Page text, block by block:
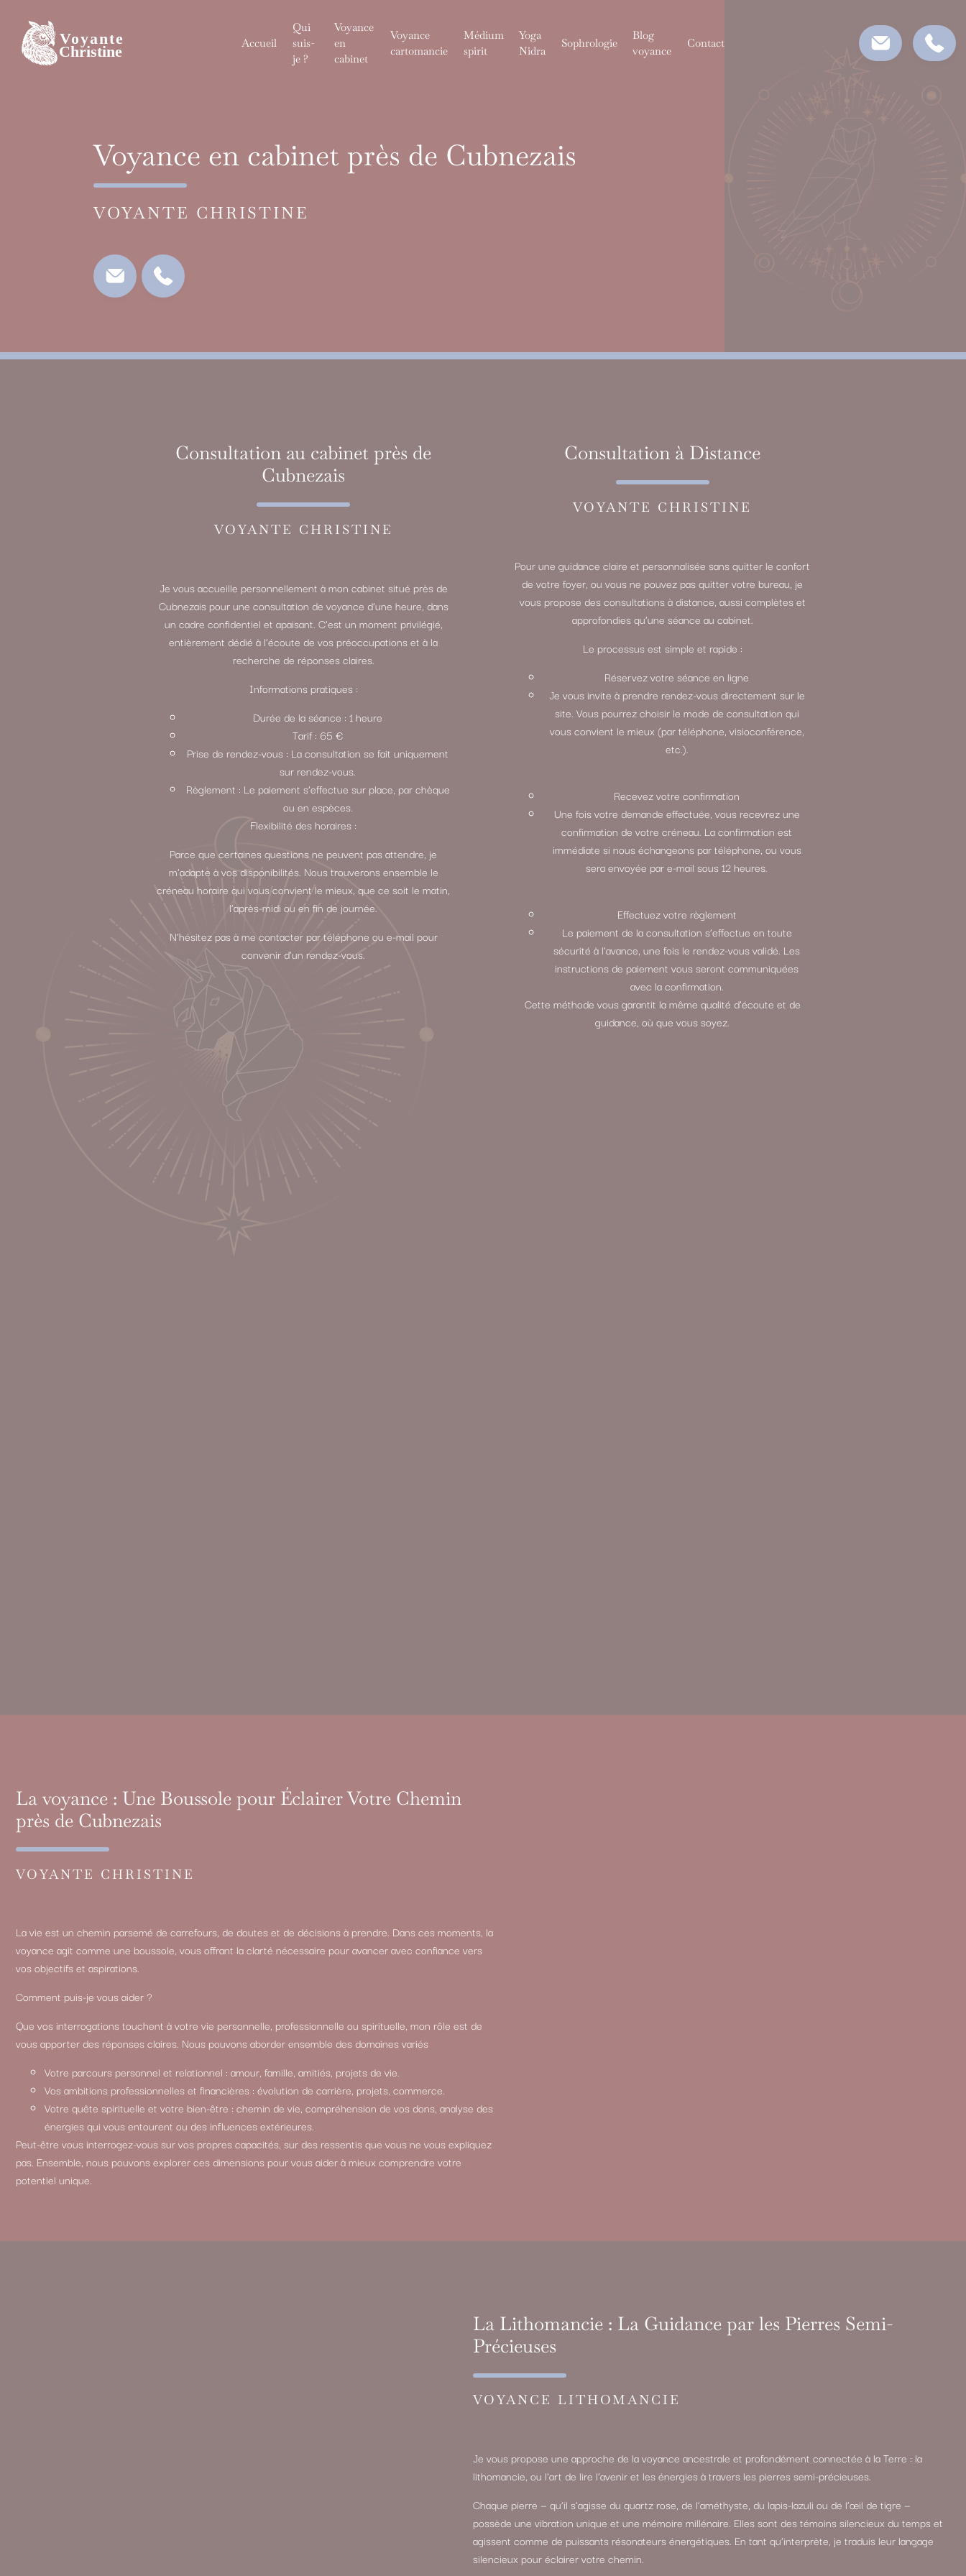
content
Accueil
Qui
suis-
je ?
Voyance
en
cabinet
Voyance
cartomancie
Médium
spirit
Yoga
Nidra
Sophrologie
Blog
voyance
Contact
Voyance en cabinet près de Cubnezais
VOYANTE CHRISTINE
Consultation au cabinet près de
Cubnezais
VOYANTE CHRISTINE
Je vous accueille personnellement à mon cabinet situé près de
Cubnezais pour une consultation de voyance d’une heure, dans
un cadre confidentiel et apaisant. C’est un moment privilégié,
entièrement dédié à l’écoute de vos préoccupations et à la
recherche de réponses claires.
Informations pratiques :
Durée de la séance : 1 heure
Tarif : 65 €
Prise de rendez-vous : La consultation se fait uniquement
sur rendez-vous.
Règlement : Le paiement s’effectue sur place, par chèque
ou en espèces.
Flexibilité des horaires :
Parce que certaines questions ne peuvent pas attendre, je
m’adapte à vos disponibilités. Nous trouverons ensemble le
créneau horaire qui vous convient le mieux, que ce soit le matin,
l’après-midi ou en fin de journée.
N’hésitez pas à me contacter par téléphone ou e-mail pour
convenir d’un rendez-vous.
Consultation à Distance
VOYANTE CHRISTINE
Pour une guidance claire et personnalisée sans quitter le confort
de votre foyer, ou vous ne pouvez pas quitter votre bureau, je
vous propose des consultations à distance, aussi complètes et
approfondies qu’une séance au cabinet.
Le processus est simple et rapide :
Réservez votre séance en ligne
Je vous invite à prendre rendez-vous directement sur le
site. Vous pourrez choisir le mode de consultation qui
vous convient le mieux (par téléphone, visioconférence,
etc.).
Recevez votre confirmation
Une fois votre demande effectuée, vous recevrez une
confirmation de votre créneau. La confirmation est
immédiate si nous échangeons par téléphone, ou vous
sera envoyée par e-mail sous 12 heures.
Effectuez votre règlement
Le paiement de la consultation s’effectue en toute
sécurité à l’avance, une fois le rendez-vous validé. Les
instructions de paiement vous seront communiquées
avec la confirmation.
Cette méthode vous garantit la même qualité d’écoute et de
guidance, où que vous soyez.
La voyance : Une Boussole pour Éclairer Votre Chemin
près de Cubnezais
VOYANTE CHRISTINE
La vie est un chemin parsemé de carrefours, de doutes et de décisions à prendre. Dans ces moments, la
voyance agit comme une boussole, vous offrant la clarté nécessaire pour avancer avec confiance vers
vos objectifs et aspirations.
Comment puis-je vous aider ?
Que vos interrogations touchent à votre vie personnelle, professionnelle ou spirituelle, mon rôle est de
vous apporter des réponses claires. Nous pouvons aborder ensemble des domaines variés
Votre parcours personnel et relationnel : amour, famille, amitiés, projets de vie.
Vos ambitions professionnelles et financières : évolution de carrière, projets, commerce.
Votre quête spirituelle et votre bien-être : chemin de vie, compréhension de vos dons, analyse des
énergies qui vous entourent ou des influences extérieures.
Peut-être vous interrogez-vous sur vos propres capacités, sur des ressentis que vous ne vous expliquez
pas. Ensemble, nous pouvons explorer ces dimensions pour vous aider à mieux comprendre votre
potentiel unique.
La Lithomancie : La Guidance par les Pierres Semi-
Précieuses
VOYANCE LITHOMANCIE
Je vous propose une approche de la voyance ancestrale et profondément connectée à la Terre : la
lithomancie, ou l’art de lire l’avenir et les énergies à travers les pierres semi-précieuses.
Chaque pierre — qu’il s’agisse du quartz rose, de l’améthyste, du lapis-lazuli ou de l’œil de tigre —
possède une vibration unique et une mémoire millénaire. Elles sont des témoins silencieux du temps et
agissent comme de puissants résonateurs énergétiques. En tant qu’interprète, je traduis leur langage
silencieux pour éclairer votre chemin.